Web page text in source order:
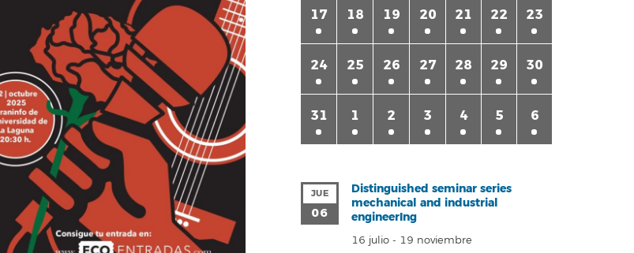
17 18 19 20 21 22 23
24 25 26 27 28 29 30
31 1 2 3 4 5 6
JUE
06
Distinguished seminar series
mechanical and industrial
engineerIng
16 julio - 19 noviembre